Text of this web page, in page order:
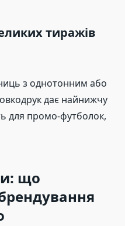
тиражів
з однотонним або
дає найнижчу
для промо-футболок,
що
брендування